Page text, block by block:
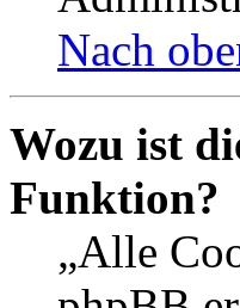
Nach
Wozu ist
Funktion?
„Alle